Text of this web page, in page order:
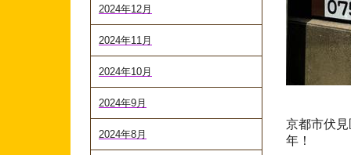
2024年12月
2024年11月
2024年10月
2024年9月
2024年8月
京都市伏
年！